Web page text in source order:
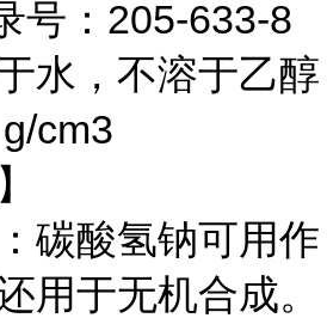
号：205-633-8
水，不溶于乙醇
cm3
碳酸氢钠可用作
用于无机合成。